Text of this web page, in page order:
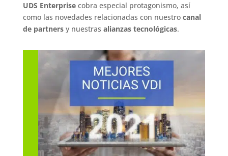
UDS Enterprisecobra especial protagonismo, así
como las novedades relacionadas con nuestro canal
de partnersy nuestras alianzas tecnológicas.